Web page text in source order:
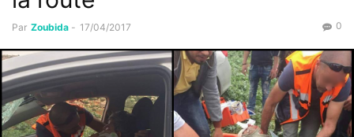
Par Zoubida - 17/04/2017 0